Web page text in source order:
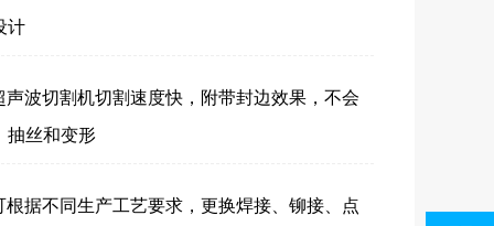
计
声波切割机切割速度快，附带封边效果，不会
抽丝和变形
根据不同生产工艺要求，更换焊接、铆接、点